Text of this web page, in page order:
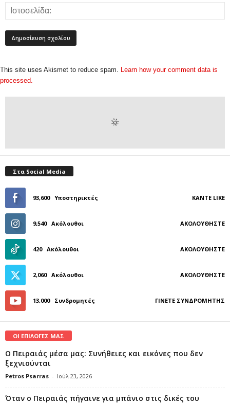
This site uses Akismet to reduce spam. Learn how your comment data is
processed.
Στα Social Media
93,600 Υποστηρικτές ΚΆΝΤΕ LIKE
9,540 Ακόλουθοι ΑΚΟΛΟΥΘΉΣΤΕ
420 Ακόλουθοι ΑΚΟΛΟΥΘΉΣΤΕ
2,060 Ακόλουθοι ΑΚΟΛΟΥΘΉΣΤΕ
13,000 Συνδρομητές ΓΊΝΕΤΕ ΣΥΝΔΡΟΜΗΤΉΣ
ΟΙ ΕΠΙΛΟΓΕΣ ΜΑΣ
Ο Πειραιάς μέσα μας: Συνήθειες και εικόνες που δεν
ξεχνιούνται
Petros Psarras - Ιούλ 23, 2026
Όταν ο Πειραιάς πήγαινε για μπάνιο στις δικές του